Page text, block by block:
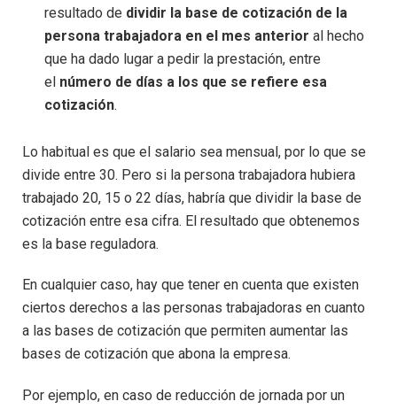
resultado de dividir la base de cotización de la
persona trabajadora en el mes anterior al hecho
que ha dado lugar a pedir la prestación, entre
el número de días a los que se refiere esa
cotización.
Lo habitual es que el salario sea mensual, por lo que se
divide entre 30. Pero si la persona trabajadora hubiera
trabajado 20, 15 o 22 días, habría que dividir la base de
cotización entre esa cifra. El resultado que obtenemos
es la base reguladora.
En cualquier caso, hay que tener en cuenta que existen
ciertos derechos a las personas trabajadoras en cuanto
a las bases de cotización que permiten aumentar las
bases de cotización que abona la empresa.
Por ejemplo, en caso de reducción de jornada por un